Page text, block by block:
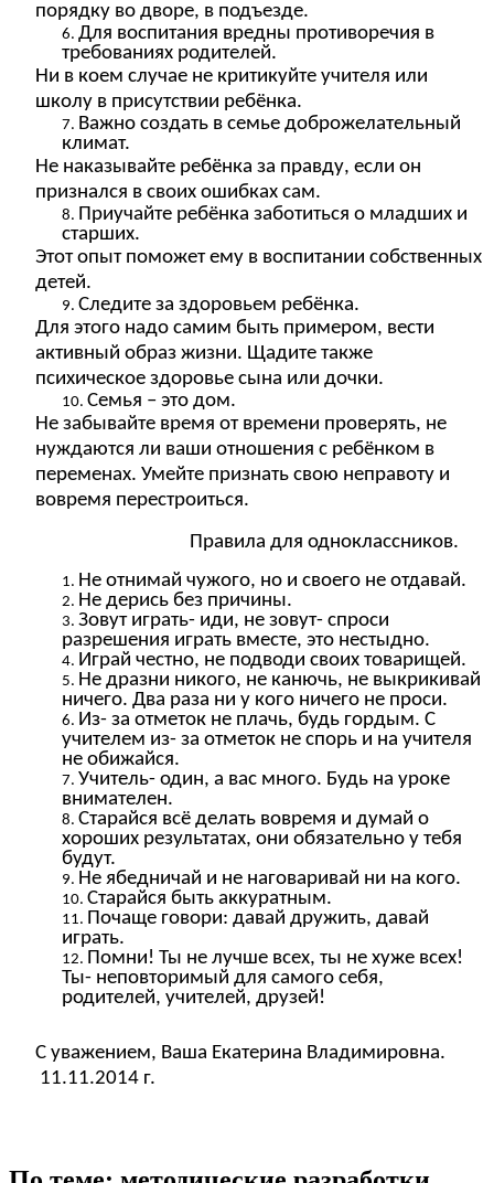
порядку во дворе, в подъезде.
Для воспитания вредны противоречия в
требованиях родителей.
Ни в коем случае не критикуйте учителя или
школу в присутствии ребёнка.
Важно создать в семье доброжелательный
климат.
Не наказывайте ребёнка за правду, если он
признался в своих ошибках сам.
Приучайте ребёнка заботиться о младших и
старших.
Этот опыт поможет ему в воспитании собственных
детей.
Следите за здоровьем ребёнка.
Для этого надо самим быть примером, вести
активный образ жизни. Щадите также
психическое здоровье сына или дочки.
Семья – это дом.
Не забывайте время от времени проверять, не
нуждаются ли ваши отношения с ребёнком в
переменах. Умейте признать свою неправоту и
вовремя перестроиться.
Правила для одноклассников.
Не отнимай чужого, но и своего не отдавай.
Не дерись без причины.
Зовут играть- иди, не зовут- спроси
разрешения играть вместе, это нестыдно.
Играй честно, не подводи своих товарищей.
Не дразни никого, не канючь, не выкрикивай
ничего. Два раза ни у кого ничего не проси.
Из- за отметок не плачь, будь гордым. С
учителем из- за отметок не спорь и на учителя
не обижайся.
Учитель- один, а вас много. Будь на уроке
внимателен.
Старайся всё делать вовремя и думай о
хороших результатах, они обязательно у тебя
будут.
Не ябедничай и не наговаривай ни на кого.
Старайся быть аккуратным.
Почаще говори: давай дружить, давай
играть.
Помни! Ты не лучше всех, ты не хуже всех!
Ты- неповторимый для самого себя,
родителей, учителей, друзей!
С уважением, Ваша Екатерина Владимировна.
11.11.2014 г.